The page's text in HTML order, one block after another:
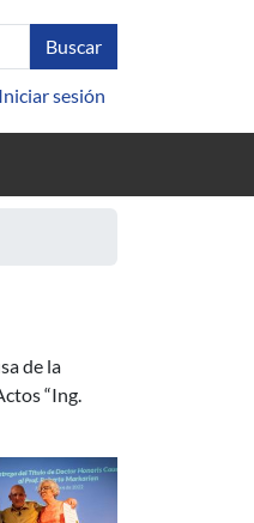
Iniciar sesión
de la
“Ing.